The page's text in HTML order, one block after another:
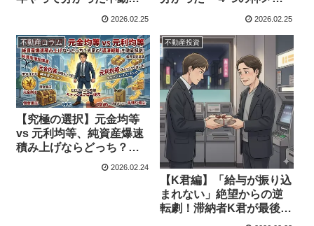
2026.02.25 2026.02.25
不動産コラム
【究極の選択】元金均等
vs 元利均等、純資産爆速
積み上げならどっち？大
家の「返済戦略」を徹底
2026.02.24
不動産投資
【K君編】「給与が振り込
まれない」絶望からの逆
転劇！滞納者K君が最後に
手渡した「驚きの品」と